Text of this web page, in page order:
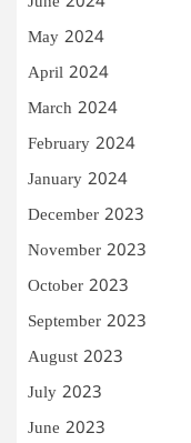
May 2024
April 2024
March 2024
February 2024
January 2024
December 2023
November 2023
October 2023
September 2023
August 2023
July 2023
June 2023